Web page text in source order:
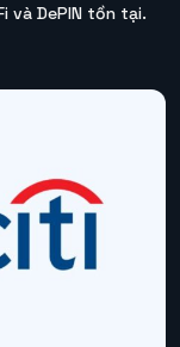
và DePIN tồn tại.